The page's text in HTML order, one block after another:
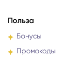
Польза
Бонусы
Промокоды